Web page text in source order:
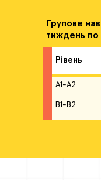
Групове
тиждень по
Рівень
А1-A2
B1-B2